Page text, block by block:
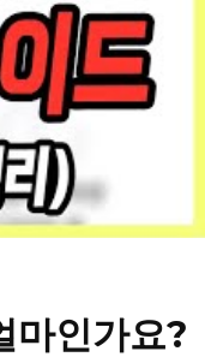
마인가요?